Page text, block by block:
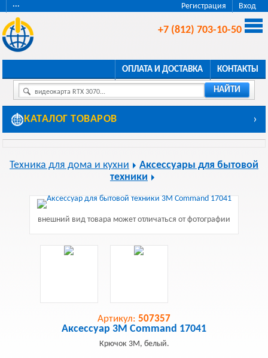
Регистрация Вход
···
+7 (812) 703-10-50
ОПЛАТА И ДОСТАВКА КОНТАКТЫ
видеокарта RTX 3070... НАЙТИ
КАТАЛОГ ТОВАРОВ ›
Техника для дома и кухни
Аксессуары для бытовой
техники
внешний вид товара может отличаться от фотографии
Артикул: 507357
Аксессуар 3M Command 17041
Крючок 3M, белый.